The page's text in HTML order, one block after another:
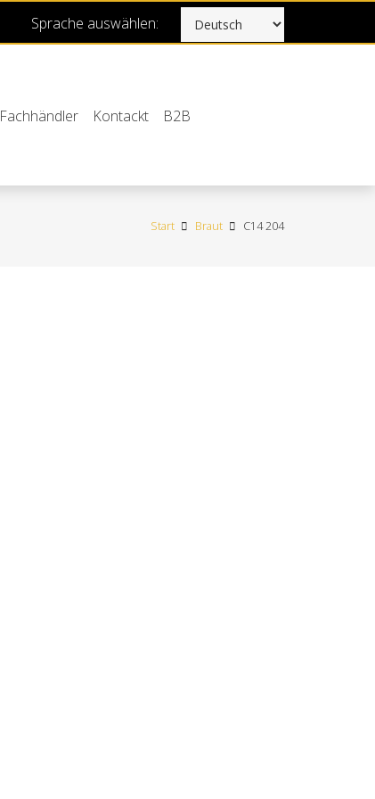
Sprache auswählen:
Fachhändler Kontackt B2B
Start Braut C14 204